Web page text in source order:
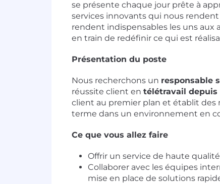
se présente chaque jour prête à
services innovants qui nous
rendent indispensables les uns aux
en train de redéfinir ce qui est
Présentation du poste
Nous recherchons un responsable
réussite client en télétravail depuis
client au premier plan et établit des
terme dans un environnement en
Ce que vous allez faire
Offrir un service de haute
Collaborer avec les équipes
mise en place de solutions